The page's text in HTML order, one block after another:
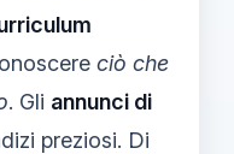
ciò che
. Gli annunci di
preziosi. Di